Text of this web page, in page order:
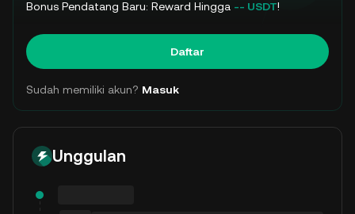
Bonus Pendatang Baru: Reward Hingga -- USDT!
Daftar
Sudah memiliki akun? Masuk
Unggulan